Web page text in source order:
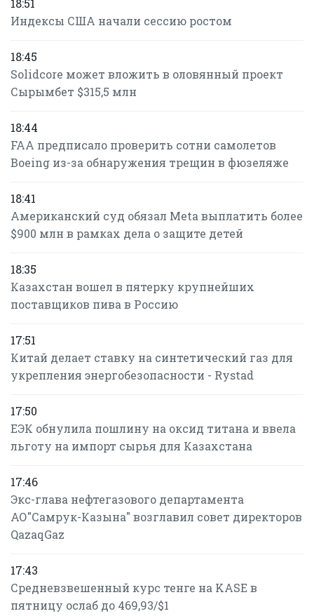
18:51
Индексы США начали сессию ростом
18:45
Solidcore может вложить в оловянный проект
Сырымбет $315,5 млн
18:44
FAA предписало проверить сотни самолетов
Boeing из-за обнаружения трещин в фюзеляже
18:41
Американский суд обязал Meta выплатить более
$900 млн в рамках дела о защите детей
18:35
Казахстан вошел в пятерку крупнейших
поставщиков пива в Россию
17:51
Китай делает ставку на синтетический газ для
укрепления энергобезопасности - Rystad
17:50
ЕЭК обнулила пошлину на оксид титана и ввела
льготу на импорт сырья для Казахстана
17:46
Экс-глава нефтегазового департамента
АО"Самрук-Казына" возглавил совет директоров
QazaqGaz
17:43
Средневзвешенный курс тенге на KASE в
пятницу ослаб до 469,93/$1